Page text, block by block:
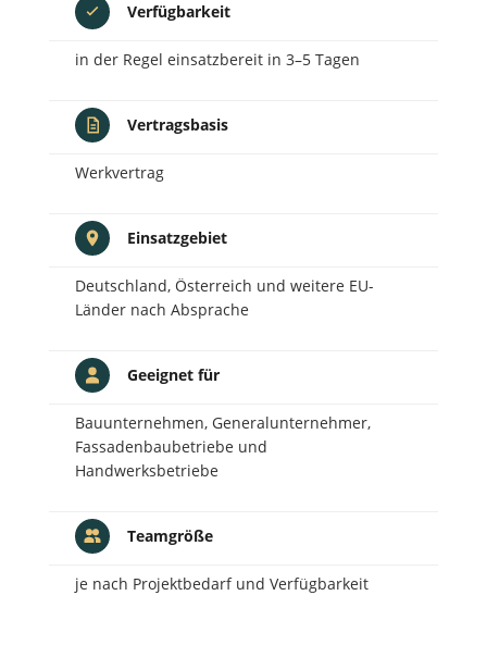
Verfügbarkeit
in der Regel einsatzbereit in 3–5 Tagen
Vertragsbasis
Werkvertrag
Einsatzgebiet
Deutschland, Österreich und weitere EU-
Länder nach Absprache
Geeignet für
Bauunternehmen, Generalunternehmer,
Fassadenbaubetriebe und
Handwerksbetriebe
Teamgröße
je nach Projektbedarf und Verfügbarkeit